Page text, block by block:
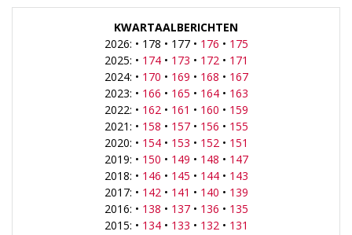
KWARTAALBERICHTEN
2026: • 178 • 177 • 176 • 175
2025: • 174• 173 • 172• 171
2024: • 170 • 169 • 168 • 167
2023: • 166 • 165 • 164• 163
2022: • 162• 161 • 160 • 159
2021: • 158 • 157• 156 • 155
2020: • 154• 153 • 152• 151
2019: • 150 • 149 • 148 • 147
2018: • 146 • 145 • 144• 143
2017: • 142• 141 • 140 • 139
2016: • 138 • 137• 136 • 135
2015: • 134• 133 • 132• 131